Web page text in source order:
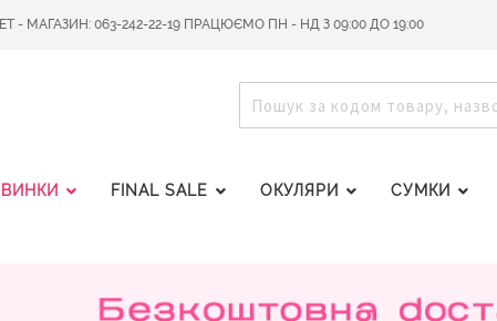
МАГАЗИН: 063-242-22-19 ПРАЦЮЄМО ПН - НД З 09:00 ДО 19:00
FINAL SALE ОКУЛЯРИ СУМКИ